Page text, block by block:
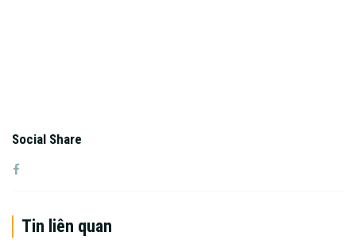
Social Share
Tin liên quan